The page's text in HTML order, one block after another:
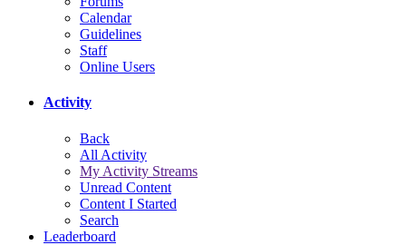
Calendar
Guidelines
Staff
Online Users
Activity
Back
All Activity
My Activity Streams
Unread Content
Content I Started
Search
Leaderboard